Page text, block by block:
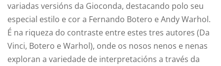
variadas versións da Gioconda, destacando polo seu
especial estilo e cor a Fernando Botero e Andy Warhol.
É na riqueza do contraste entre estes tres autores (Da
Vinci, Botero e Warhol), onde os nosos nenos e nenas
exploran a variedade de interpretacións a través da